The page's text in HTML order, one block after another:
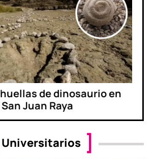
de dinosaurio en
Juan Raya
Universitarios